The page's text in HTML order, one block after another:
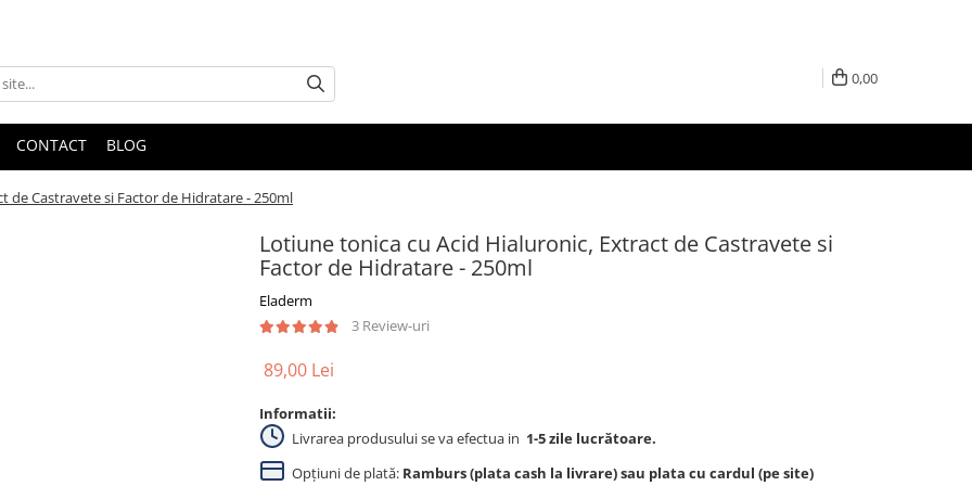
0,00
CONTACT BLOG
de Castravete si Factor de Hidratare - 250ml
Lotiune tonica cu Acid Hialuronic, Extract de Castravete si
Factor de Hidratare - 250ml
Eladerm
3 Review-uri
89,00 Lei
Informatii:
Livrarea produsului se va efectua in 1-5 zile lucrătoare.
Opțiuni de plată: Ramburs (plata cash la livrare) sau plata cu cardul (pe site)